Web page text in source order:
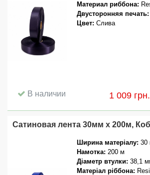
Материал риббона:
Двусторонняя печать:
Цвет: Слива
В наличии 1 009 грн.
Сатиновая лента 30мм x 200м,
Ширина матеріалу: 30
Намотка: 200 м
Діаметр втулки: 38,1
Матеріал ріббона: